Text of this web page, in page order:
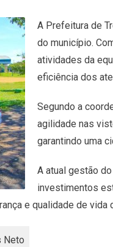
A Prefeitura de
do município.
atividades da
eficiência dos
Segundo a
agilidade nas
garantindo uma
A atual gestão
investimentos
e qualidade de vida
Neto